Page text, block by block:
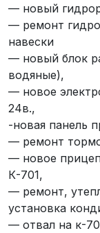
— новый
— ремонт
навески
— новый блок
водяные),
— новое
24в.,
-новая панель
— ремонт
— новое
К-701,
— ремонт,
установка
— отвал на к-